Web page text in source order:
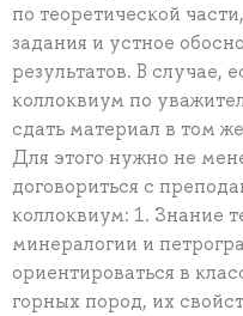
по теоретической
задания и устное
результатов. В случае,
коллоквиум по
сдать материал в том
Для этого нужно не
договориться с
коллоквиум: 1. Знание
минералогии и
ориентироваться в
горных пород, их